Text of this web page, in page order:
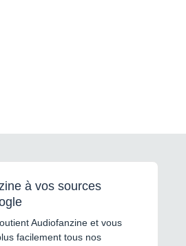
à vos sources
Audiofanzine et vous
facilement tous nos